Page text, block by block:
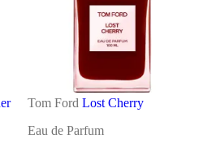
Tom Ford Lost Cherry
Eau de Parfum